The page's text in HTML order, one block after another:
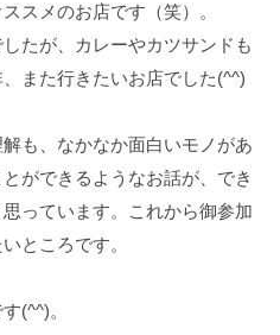
スメのお店です（笑）。
たが、カレーやカツサンドも
また行きたいお店でした(^^)
も、なかなか面白いモノがあ
ができるようなお話が、でき
っています。これから御参加
ところです。
(^^)。